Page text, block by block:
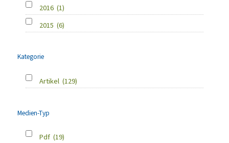
2016 (1)
2015 (6)
Kategorie
Artikel (129)
Medien-Typ
Pdf (19)